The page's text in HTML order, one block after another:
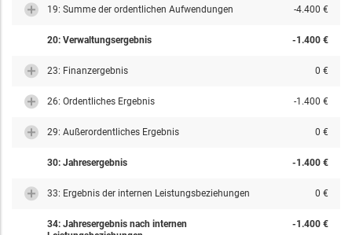
19: Summe der ordentlichen Aufwendungen -4.400 €
20: Verwaltungsergebnis -1.400 €
23: Finanzergebnis 0 €
26: Ordentliches Ergebnis -1.400 €
29: Außerordentliches Ergebnis 0 €
30: Jahresergebnis -1.400 €
33: Ergebnis der internen Leistungsbeziehungen 0 €
34: Jahresergebnis nach internen
-1.400 €